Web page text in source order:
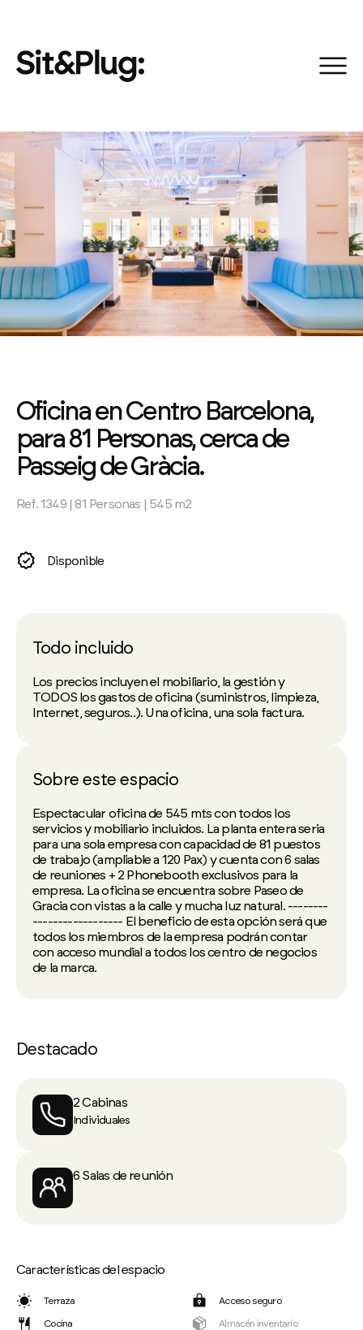
Oficina en Centro Barcelona,
para 81 Personas, cerca de
Passeig de Gràcia.
Ref. 1349 | 81 Personas | 545 m2
Disponible
Todo incluido
Los precios incluyen el mobiliario, la gestión y
TODOS los gastos de oficina (suministros, limpieza,
Internet, seguros..). Una oficina, una sola factura.
Sobre este espacio
Espectacular oficina de 545 mts con todos los
servicios y mobiliario incluidos. La planta entera seria
para una sola empresa con capacidad de 81 puestos
de trabajo (ampliable a 120 Pax) y cuenta con 6 salas
de reuniones + 2 Phonebooth exclusivos para la
empresa. La oficina se encuentra sobre Paseo de
Gracia con vistas a la calle y mucha luz natural. --------
------------------ El beneficio de esta opción será que
todos los miembros de la empresa podrán contar
con acceso mundial a todos los centro de negocios
de la marca.
Destacado
2 Cabinas
Individuales
6 Salas de reunión
Características del espacio
Terraza
Cocina
Acceso seguro
Almacén inventario